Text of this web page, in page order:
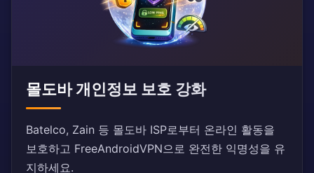
몰도바 개인정보 보호 강화
Batelco, Zain 등 몰도바 ISP로부터 온라인 활동을
보호하고 FreeAndroidVPN으로 완전한 익명성을 유
지하세요.